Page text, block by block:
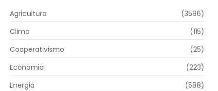
Agricultura
(3596)
Clima
(115)
Cooperativismo
(25)
Economia
(223)
Energia
(588)